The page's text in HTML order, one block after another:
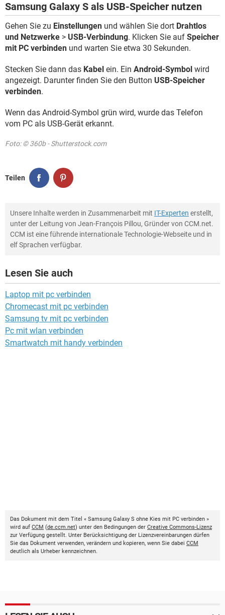
Samsung Galaxy S als USB-Speicher nutzen
Gehen Sie zu Einstellungen und wählen Sie dort Drahtlos
und Netzwerke > USB-Verbindung. Klicken Sie auf Speicher
mit PC verbinden und warten Sie etwa 30 Sekunden.
Stecken Sie dann das Kabel ein. Ein Android-Symbol wird
angezeigt. Darunter finden Sie den Button USB-Speicher
verbinden.
Wenn das Android-Symbol grün wird, wurde das Telefon
vom PC als USB-Gerät erkannt.
Foto: © 360b - Shutterstock.com
Teilen
Unsere Inhalte werden in Zusammenarbeit mit IT-Experten erstellt,
unter der Leitung von Jean-François Pillou, Gründer von CCM.net.
CCM ist eine führende internationale Technologie-Webseite und in
elf Sprachen verfügbar.
Lesen Sie auch
Laptop mit pc verbinden
Chromecast mit pc verbinden
Samsung tv mit pc verbinden
Pc mit wlan verbinden
Smartwatch mit handy verbinden
Das Dokument mit dem Titel « Samsung Galaxy S ohne Kies mit PC verbinden »
wird auf CCM (de.ccm.net) unter den Bedingungen der Creative Commons-Lizenz
zur Verfügung gestellt. Unter Berücksichtigung der Lizenzvereinbarungen dürfen
Sie das Dokument verwenden, verändern und kopieren, wenn Sie dabei CCM
deutlich als Urheber kennzeichnen.